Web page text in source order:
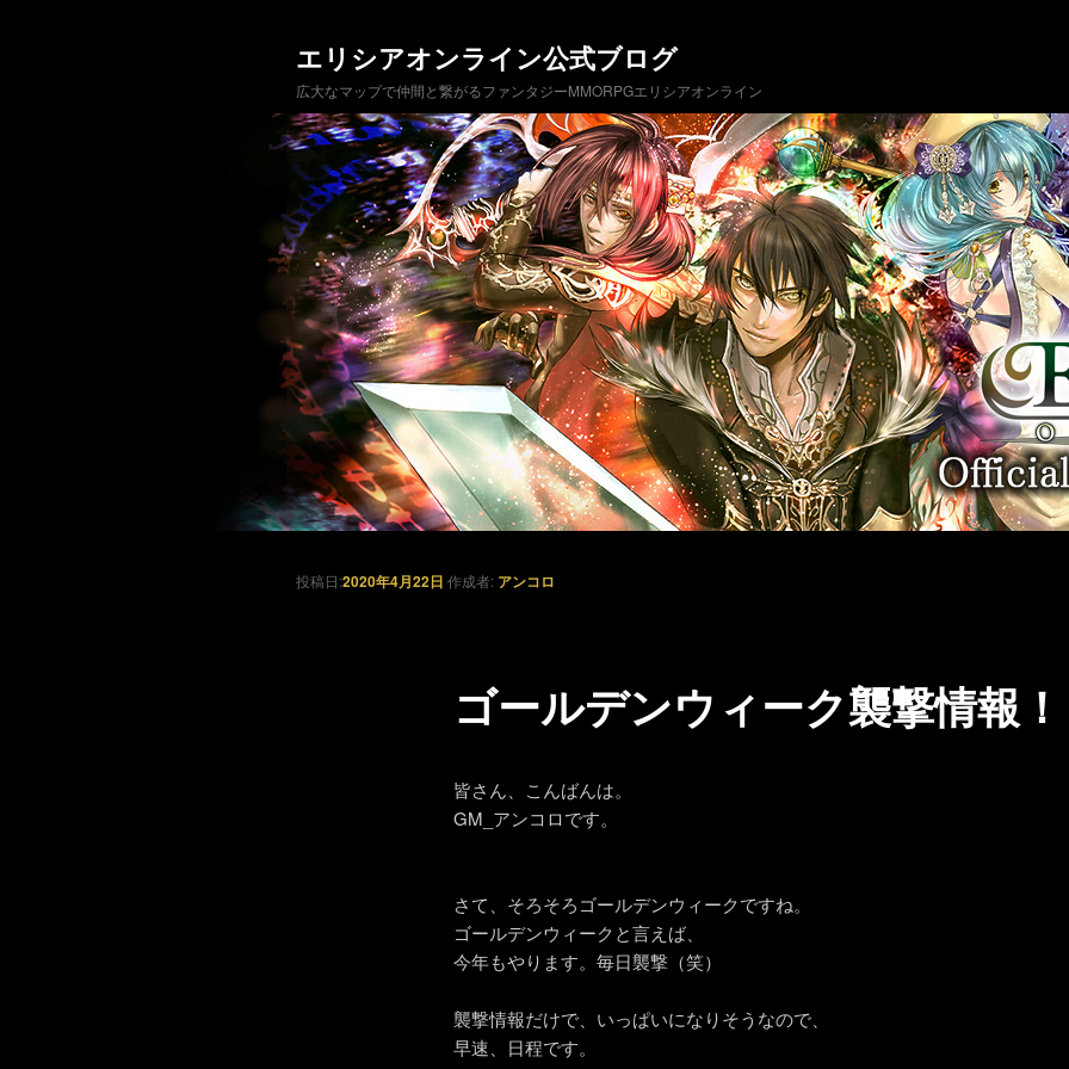
エリシアオンライン公式ブログ
広大なマップで仲間と繋がるファンタジーMMORPGエリシアオンライン
ゴールデンウィーク襲撃情報！
投稿日:2020年4月22日 作成者: アンコロ
皆さん、こんばんは。
GM_アンコロです。
さて、そろそろゴールデンウィークですね。
ゴールデンウィークと言えば、
今年もやります。毎日襲撃（笑）
襲撃情報だけで、いっぱいになりそうなので、
早速、日程です。